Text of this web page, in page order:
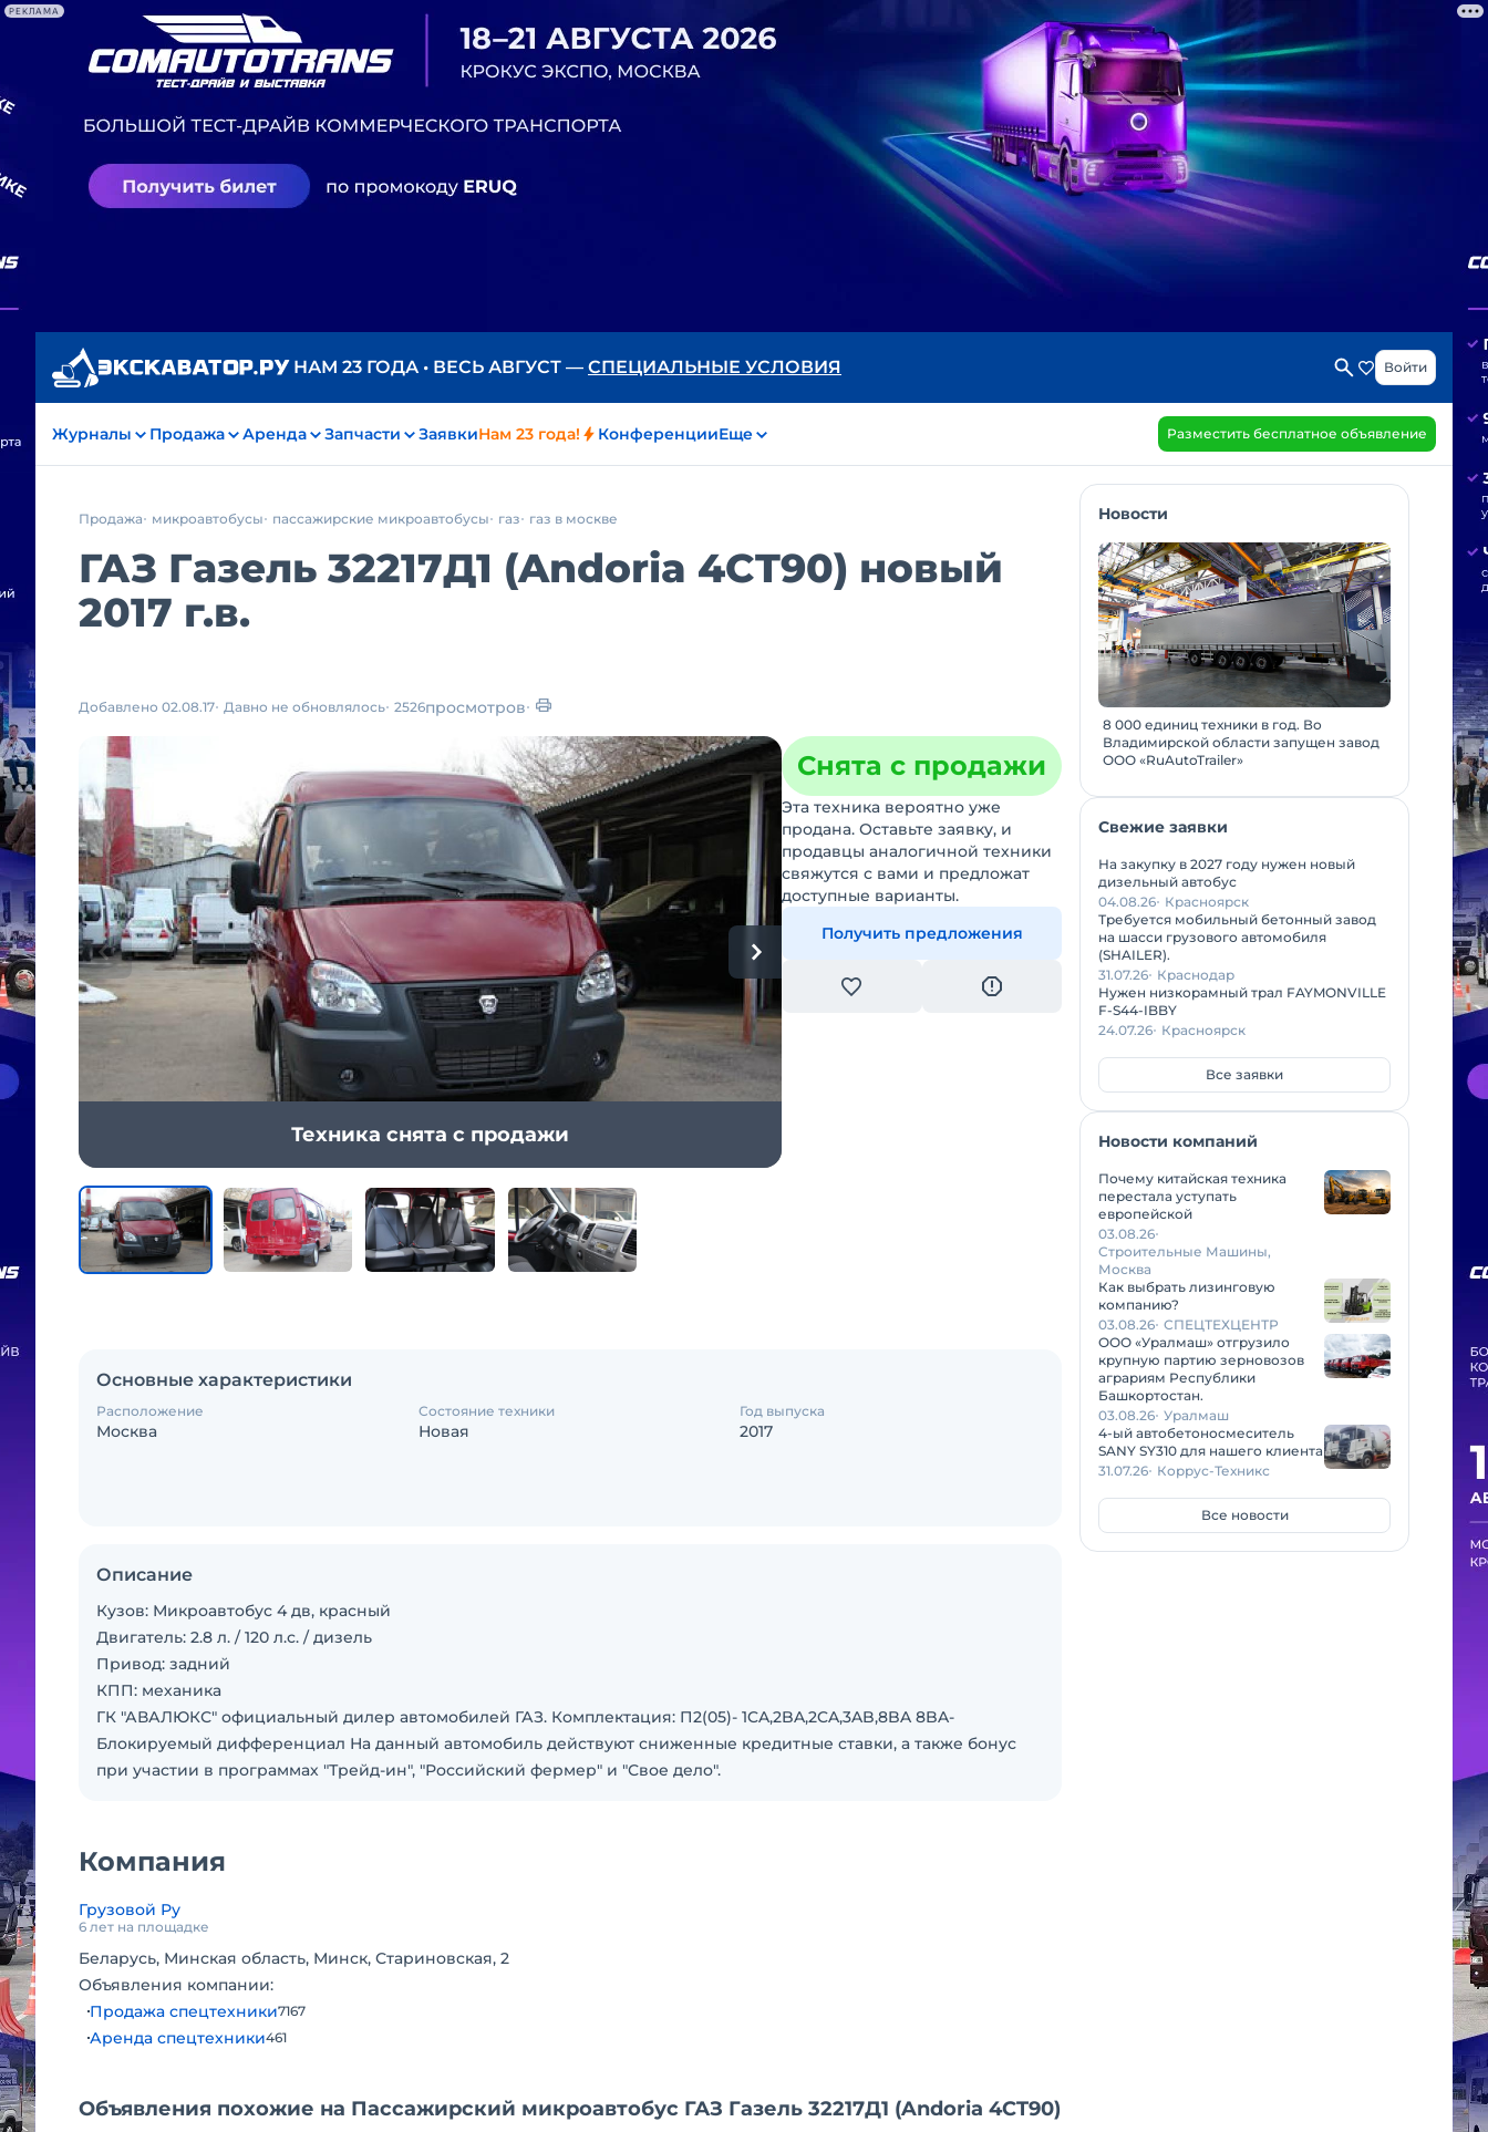
РЕКЛАМА
НАМ 23 ГОДА • ВЕСЬ АВГУСТ — СПЕЦИАЛЬНЫЕ УСЛОВИЯ Войти
Журналы Продажа Аренда Запчасти ЗаявкиНам 23 года! КонференцииЕще Разместить бесплатное объявление
Продажа микроавтобусы пассажирские микроавтобусы газ газ в москве
ГАЗ Газель 32217Д1 (Andoria 4CT90) новый
2017 г.в.
Добавлено 02.08.17 Давно не обновлялось 2526просмотров
Техника снята с продажи
Снята с продажи
Эта техника вероятно уже
продана. Оставьте заявку, и
продавцы аналогичной техники
свяжутся с вами и предложат
доступные варианты.
Получить предложения
Основные характеристики
Расположение
Москва
Состояние техники
Новая
Год выпуска
2017
Описание
Кузов: Микроавтобус 4 дв, красный
Двигатель: 2.8 л. / 120 л.с. / дизель
Привод: задний
КПП: механика
ГК "АВАЛЮКС" официальный дилер автомобилей ГАЗ. Комплектация: П2(05)- 1CA,2BA,2CA,3AB,8BA 8BA-
Блокируемый дифференциал На данный автомобиль действуют сниженные кредитные ставки, а также бонус
при участии в программах "Трейд-ин", "Российский фермер" и "Свое дело".
Компания
Грузовой Ру
6 лет на площадке
Беларусь, Минская область, Минск, Стариновская, 2
Объявления компании:
Продажа спецтехники7167
Аренда спецтехники461
Объявления похожие на Пассажирский микроавтобус ГАЗ Газель 32217Д1 (Andoria 4CT90)
Новости
8 000 единиц техники в год. Во
Владимирской области запущен завод
ООО «RuAutoTrailer»
Свежие заявки
На закупку в 2027 году нужен новый
дизельный автобус
04.08.26 Красноярск
Требуется мобильный бетонный завод
на шасси грузового автомобиля
(SHAILER).
31.07.26 Краснодар
Нужен низкорамный трал FAYMONVILLE
F-S44-IBBY
24.07.26 Красноярск
Все заявки
Новости компаний
Почему китайская техника
перестала уступать
европейской
03.08.26
Строительные Машины,
Москва
Как выбрать лизинговую
компанию?
03.08.26 СПЕЦТЕХЦЕНТР
ООО «Уралмаш» отгрузило
крупную партию зерновозов
аграриям Республики
Башкортостан.
03.08.26 Уралмаш
4-ый автобетоносмеситель
SANY SY310 для нашего клиента
31.07.26 Коррус-Техникс
Все новости